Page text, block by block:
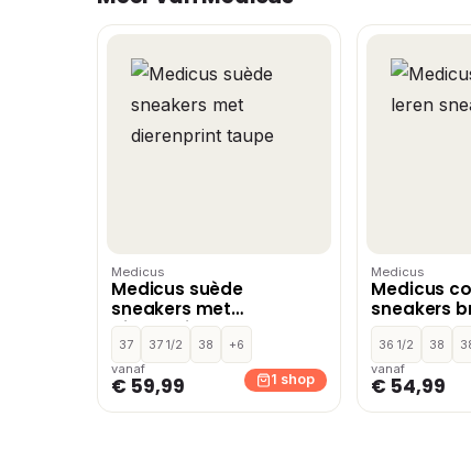
Medicus
Medicus suède
sneakers met
dierenprint taupe
37 37 1/2 38
+6
vanaf
€ 59,99 1 shop
Medicus
Medicus
sneakers
36 1/2 38
vanaf
€ 54,99